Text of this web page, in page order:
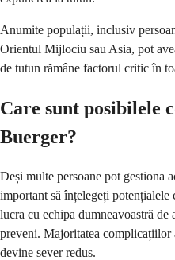
Anumite populații, inclusiv
Orientul Mijlociu sau Asia, pot
de tutun rămâne factorul critic în
Care sunt posibilele
Buerger?
Deși multe persoane pot gestiona
important să înțelegeți
lucra cu echipa dumneavoastră de
preveni. Majoritatea
devine sever redus.